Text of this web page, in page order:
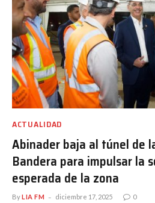
ACTUALIDAD
Abinader baja al túnel de
Bandera para impulsar la
esperada de la zona
ByLIA FM diciembre 17, 2025 0